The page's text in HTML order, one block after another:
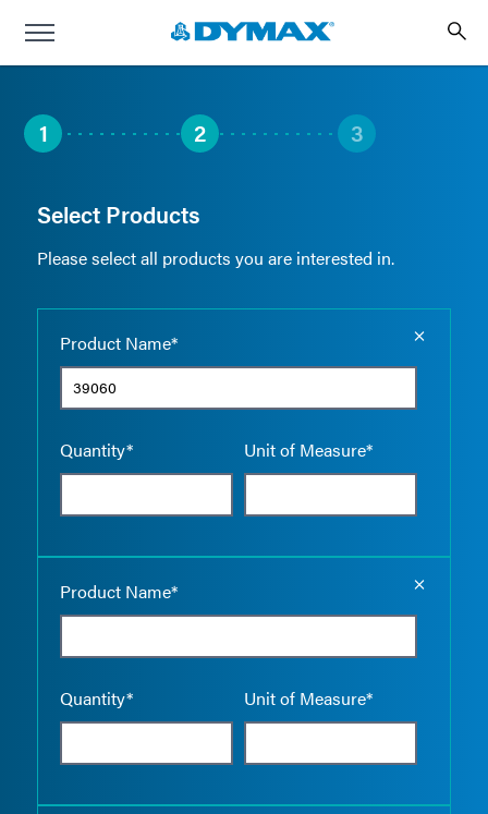
1 2 3
Select Products
Please select all products you are interested in.
Product Name*
Quantity* Unit of Measure*
Product Name*
Quantity* Unit of Measure*